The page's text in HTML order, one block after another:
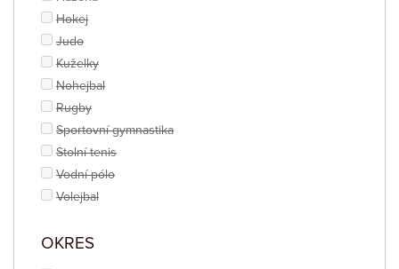
Hokej
Judo
Kuželky
Nohejbal
Rugby
Sportovní gymnastika
Stolní tenis
Vodní pólo
Volejbal
OKRES